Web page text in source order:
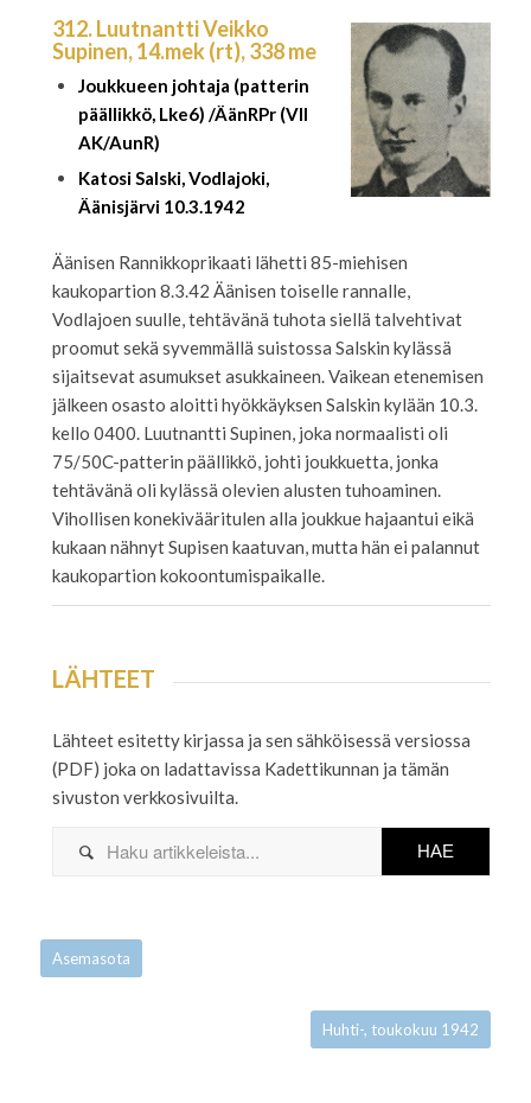
312. Luutnantti Veikko
Supinen, 14.mek (rt), 338 me
Joukkueen johtaja (patterin
päällikkö, Lke6) /ÄänRPr (VII
AK/AunR)
Katosi Salski, Vodlajoki,
Äänisjärvi 10.3.1942
Äänisen Rannikkoprikaati lähetti 85-miehisen
kaukopartion 8.3.42 Äänisen toiselle rannalle,
Vodlajoen suulle, tehtävänä tuhota siellä talvehtivat
proomut sekä syvemmällä suistossa Salskin kylässä
sijaitsevat asumukset asukkaineen. Vaikean etenemisen
jälkeen osasto aloitti hyökkäyksen Salskin kylään 10.3.
kello 0400. Luutnantti Supinen, joka normaalisti oli
75/50C-patterin päällikkö, johti joukkuetta, jonka
tehtävänä oli kylässä olevien alusten tuhoaminen.
Vihollisen konekivääritulen alla joukkue hajaantui eikä
kukaan nähnyt Supisen kaatuvan, mutta hän ei palannut
kaukopartion kokoontumispaikalle.
LÄHTEET
Lähteet esitetty kirjassa ja sen sähköisessä versiossa
(PDF) joka on ladattavissa Kadettikunnan ja tämän
sivuston verkkosivuilta.

Asemasota
Huhti-, toukokuu 1942